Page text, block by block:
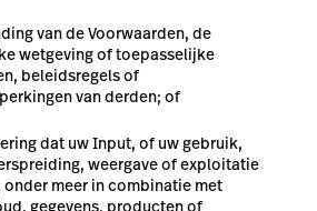
van de Voorwaarden, de
wetgeving of toepasselijke
beleidsregels of
van derden; of
dat uw Input, of uw gebruik,
weergave of exploitatie
onder meer in combinatie met
gegevens, producten of